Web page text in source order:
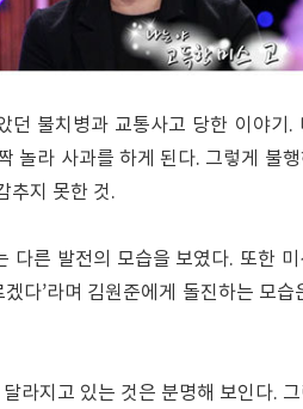
불치병과 교통사고 당한 이야기.
놀라 사과를 하게 된다. 그렇게 불
추지 못한 것.
다른 발전의 모습을 보였다. 또한 미
다’라며 김원준에게 돌진하는 모습
라지고 있는 것은 분명해 보인다.